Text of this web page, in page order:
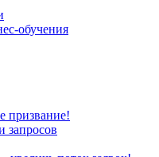
обучения
призвание!
запросов